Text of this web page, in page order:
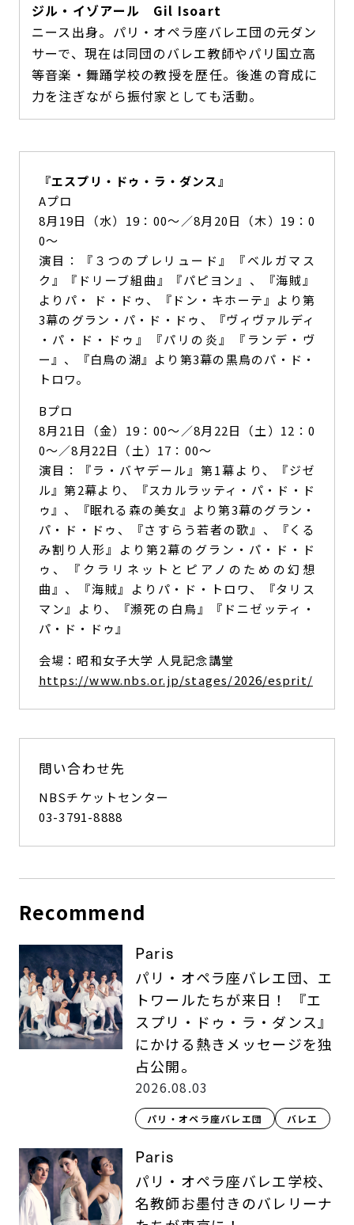
ジル・イゾアール Gil Isoart
ニース出身。パリ・オペラ座バレエ団の元ダン
サーで、現在は同団のバレエ教師やパリ国立高
等音楽・舞踊学校の教授を歴任。後進の育成に
力を注ぎながら振付家としても活動。
『エスプリ・ドゥ・ラ・ダンス』
Aプロ
8月19日（水）19：00～／8月20日（木）19：0
0～
演目：『３つのプレリュード』『ベルガマス
ク』『ドリーブ組曲』『パピヨン』、『海賊』
よりパ・ ド・ドゥ、『ドン・キホーテ』より第
3幕のグラン・パ・ド・ドゥ、『ヴィヴァルディ
・パ・ド・ドゥ』『パリの炎』『ランデ・ヴ
ー』、『白鳥の湖』より第3幕の黒鳥のパ・ド・
トロワ。
Bプロ
8月21日（金）19：00～／8月22日（土）12：0
0～／8月22日（土）17：00～
演目：『ラ・バヤデール』第1幕より、『ジゼ
ル』第2幕より、『スカルラッティ・パ・ド・ド
ゥ』、『眠れる森の美女』より第3幕のグラン・
パ・ド・ドゥ、『さすらう若者の歌』、『くる
み割り人形』より第2幕のグラン・パ・ド・ド
ゥ、『クラリネットとピアノのための幻想
曲』、『海賊』よりパ・ド・トロワ、『タリス
マン』より、『瀕死の白鳥』『ドニゼッティ・
パ・ド・ドゥ』
会場：昭和女子大学 人見記念講堂
https://www.nbs.or.jp/stages/2026/esprit/
問い合わせ先
NBSチケットセンター
03-3791-8888
Recommend
Paris
パリ・オペラ座バレエ団、エ
トワールたちが来日！ 『エ
スプリ・ドゥ・ラ・ダンス』
にかける熱きメッセージを独
占公開。
2026.08.03
パリ・オペラ座バレエ団 バレエ
Paris
パリ・オペラ座バレエ学校、
名教師お墨付きのバレリーナ